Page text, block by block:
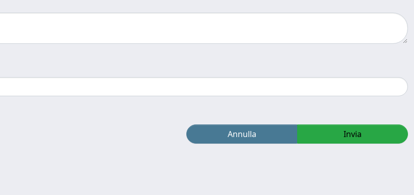
Annulla Invia